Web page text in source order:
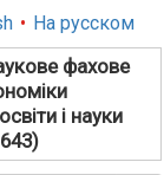
• На русском
фахове
і науки